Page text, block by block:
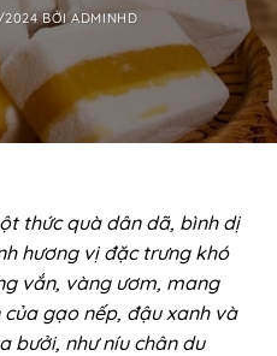
BỞIADMINHD
thức quà dân dã, bình dị
hương vị đặc trưng khó
vắn, vàng ươm, mang
gạo nếp, đậu xanh và
bưởi, như níu chân du